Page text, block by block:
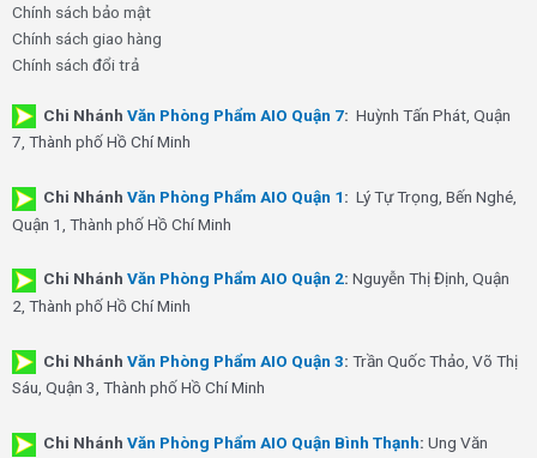
Chính sách bảo mật
Chính sách giao hàng
Chính sách đổi trả
Chi Nhánh Văn Phòng Phẩm AIO Quận 7: Huỳnh Tấn Phát, Quận
7, Thành phố Hồ Chí Minh
Chi Nhánh Văn Phòng Phẩm AIO Quận 1: Lý Tự Trọng, Bến Nghé,
Quận 1, Thành phố Hồ Chí Minh
Chi Nhánh Văn Phòng Phẩm AIO Quận 2: Nguyễn Thị Định, Quận
2, Thành phố Hồ Chí Minh
Chi Nhánh Văn Phòng Phẩm AIO Quận 3: Trần Quốc Thảo, Võ Thị
Sáu, Quận 3, Thành phố Hồ Chí Minh
Chi Nhánh Văn Phòng Phẩm AIO Quận Bình Thạnh: Ung Văn